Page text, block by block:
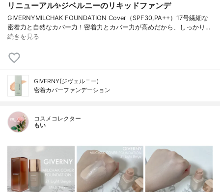
リニューアル✨ジベルニーのリキッドファンデ
GIVERNYMILCHAK FOUNDATION Cover（SPF30,PA++）17号繊細な
密着力と自然なカバー力！密着力とカバー力が高めだから、しっかり…
続きを見る
GIVERNY(ジヴェルニー)
密着カバーファンデーション
コスメコレクター
もい